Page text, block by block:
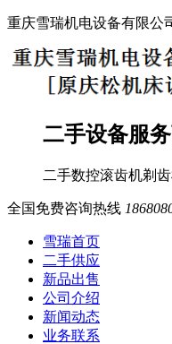
重庆雪瑞机电设备有限公
二手设备服
二手数控滚齿机剃
全国免费咨询热线
雪瑞首页
二手供应
新品出售
公司介绍
新闻动态
业务联系